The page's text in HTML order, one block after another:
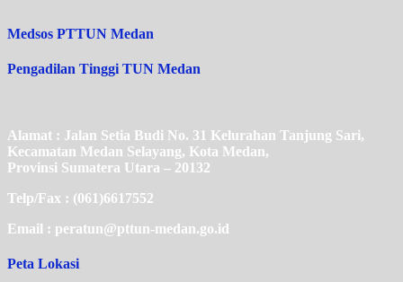
Medsos PTTUN Medan
Pengadilan Tinggi TUN Medan
Alamat : Jalan Setia Budi No. 31 Kelurahan Tanjung Sari,
Kecamatan Medan Selayang, Kota Medan,
Provinsi Sumatera Utara – 20132
Telp/Fax : (061)6617552
Email : peratun@pttun-medan.go.id
Peta Lokasi